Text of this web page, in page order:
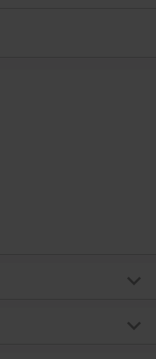
Die Ärzte, Die Toten
gli articoli che includono una